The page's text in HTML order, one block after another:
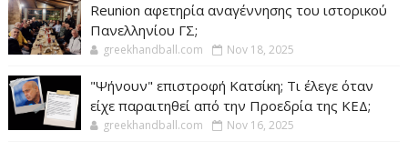
Reunion αφετηρία αναγέννησης του ιστορικού
Πανελληνίου ΓΣ;
greekhandball.com Nov 18, 2025
"Ψήνουν" επιστροφή Κατσίκη; Τι έλεγε όταν
είχε παραιτηθεί από την Προεδρία της ΚΕΔ;
greekhandball.com Nov 16, 2025